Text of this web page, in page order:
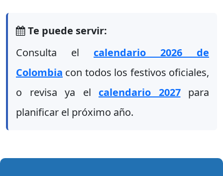
Te puede servir:
Consulta el calendario 2026 de
Colombia con todos los festivos oficiales,
o revisa ya el calendario 2027para
planificar el próximo año.